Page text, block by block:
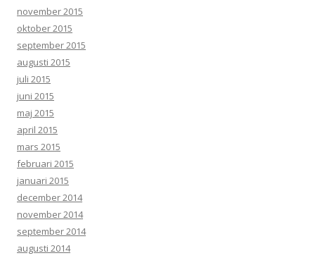
november 2015
oktober 2015
september 2015
augusti 2015
juli 2015
juni 2015
maj 2015
april 2015
mars 2015
februari 2015
januari 2015
december 2014
november 2014
september 2014
augusti 2014